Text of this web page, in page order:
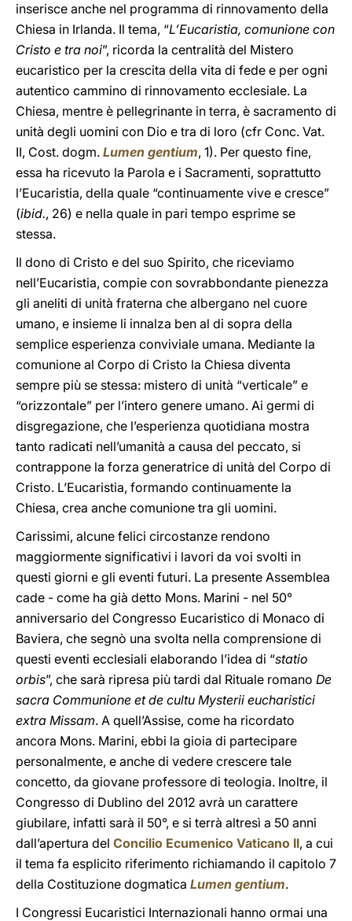
inserisce anche nel programma di rinnovamento della
Chiesa in Irlanda. Il tema, “L’Eucaristia, comunione con
Cristo e tra noi”, ricorda la centralità del Mistero
eucaristico per la crescita della vita di fede e per ogni
autentico cammino di rinnovamento ecclesiale. La
Chiesa, mentre è pellegrinante in terra, è sacramento di
unità degli uomini con Dio e tra di loro (cfr Conc. Vat.
II, Cost. dogm. Lumen gentium, 1). Per questo fine,
essa ha ricevuto la Parola e i Sacramenti, soprattutto
l’Eucaristia, della quale “continuamente vive e cresce”
(ibid., 26) e nella quale in pari tempo esprime se
stessa.
Il dono di Cristo e del suo Spirito, che riceviamo
nell’Eucaristia, compie con sovrabbondante pienezza
gli aneliti di unità fraterna che albergano nel cuore
umano, e insieme li innalza ben al di sopra della
semplice esperienza conviviale umana. Mediante la
comunione al Corpo di Cristo la Chiesa diventa
sempre più se stessa: mistero di unità “verticale” e
“orizzontale” per l’intero genere umano. Ai germi di
disgregazione, che l’esperienza quotidiana mostra
tanto radicati nell’umanità a causa del peccato, si
contrappone la forza generatrice di unità del Corpo di
Cristo. L’Eucaristia, formando continuamente la
Chiesa, crea anche comunione tra gli uomini.
Carissimi, alcune felici circostanze rendono
maggiormente significativi i lavori da voi svolti in
questi giorni e gli eventi futuri. La presente Assemblea
cade - come ha già detto Mons. Marini - nel 50°
anniversario del Congresso Eucaristico di Monaco di
Baviera, che segnò una svolta nella comprensione di
questi eventi ecclesiali elaborando l’idea di “statio
orbis”, che sarà ripresa più tardi dal Rituale romano De
sacra Communione et de cultu Mysterii eucharistici
extra Missam. A quell’Assise, come ha ricordato
ancora Mons. Marini, ebbi la gioia di partecipare
personalmente, e anche di vedere crescere tale
concetto, da giovane professore di teologia. Inoltre, il
Congresso di Dublino del 2012 avrà un carattere
giubilare, infatti sarà il 50°, e si terrà altresì a 50 anni
dall’apertura del Concilio Ecumenico Vaticano II, a cui
il tema fa esplicito riferimento richiamando il capitolo 7
della Costituzione dogmatica Lumen gentium.
I Congressi Eucaristici Internazionali hanno ormai una